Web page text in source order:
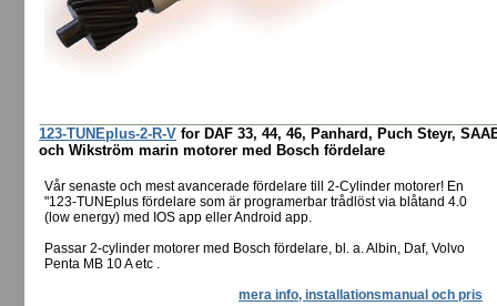
123-TUNEplus-2-R-V for DAF 33, 44, 46, Panhard, Puch Steyr,
och Wikström marin motorer med Bosch fördelare
Vår senaste och mest avancerade fördelare till 2-Cylinder motorer! En
"123-TUNEplus fördelare som är programerbar trådlöst via blåtand 4.0
(low energy) med IOS app eller Android app.
Passar 2-cylinder motorer med Bosch fördelare, bl. a. Albin, Daf, Volvo
Penta MB 10 A etc .
mera info, installationsmanual och pris